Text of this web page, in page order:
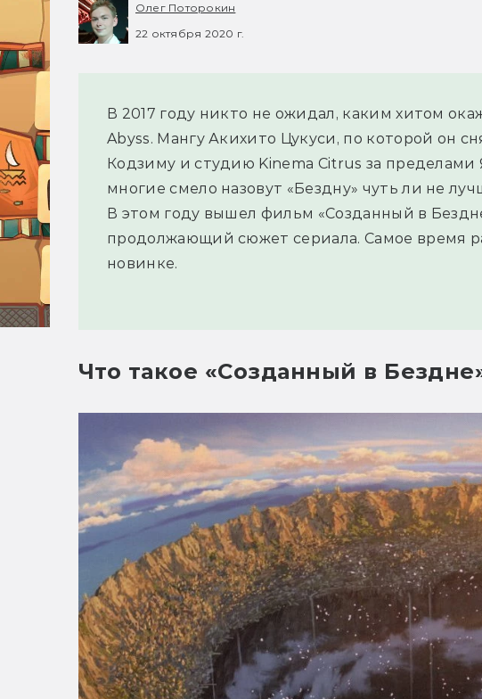
Олег Поторокин
22 октября 2020 г.
В 2017 году никто не ожидал, каким хитом
Abyss. Мангу Акихито Цукуси, по которой он
Кодзиму и студию Kinema Citrus за пределами
многие смело назовут «Бездну» чуть ли не
В этом году вышел фильм «Созданный в
продолжающий сюжет сериала. Самое время
новинке.
Что такое «Созданный в